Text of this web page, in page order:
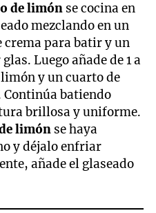
de limón se cocina en
mezclando en un
crema para batir y un
Luego añade de 1 a
y un cuarto de
Continúa batiendo
brillosa y uniforme.
limón se haya
y déjalo enfriar
añade el glaseado